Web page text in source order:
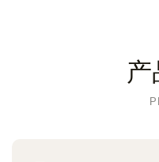
产